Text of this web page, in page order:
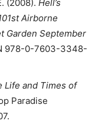
(2008). Hell’s
Airborne
Garden September
978-0-7603-3348-
Life and Times of
Paradise